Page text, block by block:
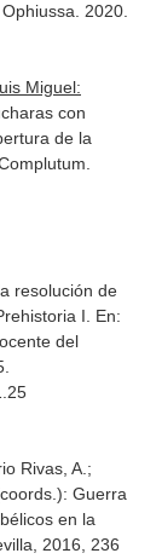
. 2020.
Miguel:
con
de la
resolución de
I. En:
del
Rivas, A.;
Guerra
en la
2016, 236